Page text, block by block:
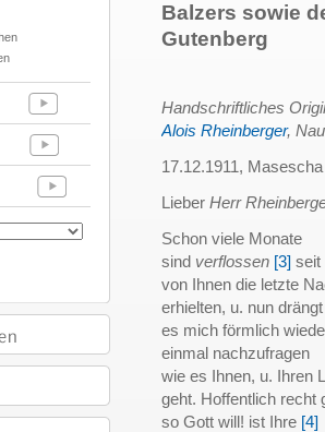
Balzers sowie
Gutenberg
Handschriftliches
Alois Rheinberger,
17.12.1911, Masescha
Lieber Herr
Schon viele Monate
sind verflossen [3] seit
von Ihnen die letzte
erhielten, u. nun drängt
es mich förmlich
einmal nachzufragen
wie es Ihnen, u. Ihren
geht. Hoffentlich recht
so Gott will! ist Ihre [4]